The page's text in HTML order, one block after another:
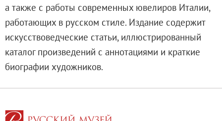
Программы и мероприятия
Социально-культурные проекты
Для СМИ
О Музее
О музее
Генеральный директор
Дворцы и сады
а также с работы современных ювелиров Италии,
работающих в русском стиле. Издание содержит
искусствоведческие статьи, иллюстрированный
каталог произведений с аннотациями и краткие
биографии художников.